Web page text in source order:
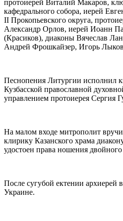
протоиерей Виталий Макаров,
кафедрального собора, иерей
II Прокопьевского округа,
Александр Орлов, иерей Иоанн
(Красиков), диаконы Вячеслав
Андрей Фрошкайзер, Игорь
Песнопения Литургии исполнил
Кузбасской православной
управлением протоиерея Сергия
На малом входе митрополит
клирику Казанского храма
удостоен права ношения двойного
После сугубой ектении архиерей
Украине.